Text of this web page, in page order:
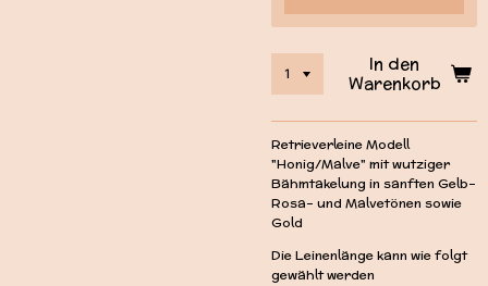
In den
Warenkorb
Retrieverleine Modell
"Honig/Malve" mit wutziger
Bähmtakelung in sanften Gelb-
Rosa- und Malvetönen sowie
Gold
Die Leinenlänge kann wie folgt
gewählt werden